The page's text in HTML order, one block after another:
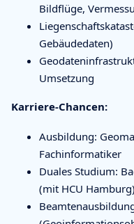
Bildflüge,
Gebäudedaten)
Umsetzung
Karriere-Chancen:
Ausbildung:
Fachinformatiker
Duales Studium:
(mit HCU Hamburg)